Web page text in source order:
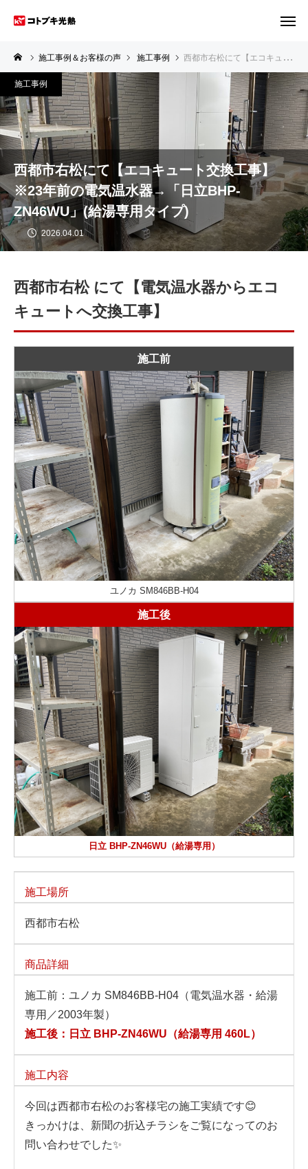
施工事例＆お客様の声 施工事例 西都市右松にて【エコキュート交換工事】※23年前の電気温水器→「日立BHP-ZN46WU」(給湯専用タイプ)
西都市右松にて【エコキュート交換工事】
※23年前の電気温水器→「日立BHP-
ZN46WU」(給湯専用タイプ)
2026.04.01
施工事例
西都市右松 にて【電気温水器からエコ
キュートへ交換工事】
施工前
ユノカ SM846BB-H04
施工後
日立 BHP-ZN46WU（給湯専用）
施工場所
西都市右松
商品詳細
施工前：ユノカ SM846BB-H04（電気温水器・給湯
専用／2003年製）
施工後：日立 BHP-ZN46WU（給湯専用 460L）
施工内容
今回は西都市右松のお客様宅の施工実績です😊
きっかけは、新聞の折込チラシをご覧になってのお
問い合わせでした✨